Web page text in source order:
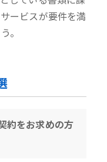
ービスが要件を満
。
約をお求めの方